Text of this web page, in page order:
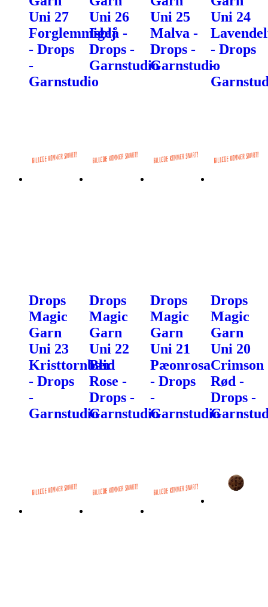
Uni 27
Forglemmigej
- Drops
-
Garnstudio
Uni 26
Isblå -
Drops -
Garnstudio
Uni 25
Malva -
Drops -
Garnstudio
Uni 24
- Drops
-
Drops
Magic
Garn
Uni 23
Kristtornbær
- Drops
-
Garnstudio
Drops
Magic
Garn
Uni 22
Blid
Rose -
Drops -
Garnstudio
Drops
Magic
Garn
Uni 21
Pæonrosa
- Drops
-
Garnstudio
Drops
Magic
Garn
Uni 20
Crimson
Rød -
Drops -